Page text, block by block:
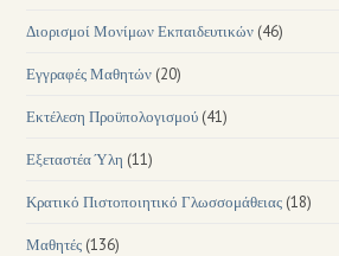
Διορισμοί Μονίμων Εκπαιδευτικών (46)
Εγγραφές Μαθητών (20)
Εκτέλεση Προϋπολογισμού (41)
Εξεταστέα Ύλη (11)
Κρατικό Πιστοποιητικό Γλωσσομάθειας (18)
Μαθητές (136)